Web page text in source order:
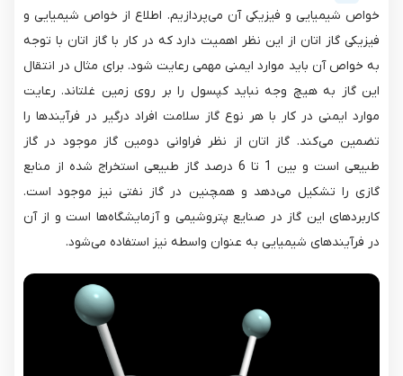
خواص شیمیایی و فیزیکی آن می‌پردازیم. اطلاع از خواص شیمیایی و
فیزیکی گاز اتان از این نظر اهمیت دارد که در کار با گاز اتان با توجه
به خواص آن باید موارد ایمنی مهمی رعایت شود. برای مثال در انتقال
این گاز به هیچ وجه نباید کپسول را بر روی زمین غلتاند. رعایت
موارد ایمنی در کار با هر نوع گاز سلامت افراد درگیر در فرآیندها را
تضمین می‌کند. گاز اتان از نظر فراوانی دومین گاز موجود در گاز
طبیعی است و بین 1 تا 6 درصد گاز طبیعی استخراج شده از منابع
گازی را تشکیل می‌دهد و همچنین در گاز نفتی نیز موجود است.
کاربردهای این گاز در صنایع پتروشیمی و آزمایشگاه‌ها است و از آن
در فرآیندهای شیمیایی به عنوان واسطه نیز استفاده می‌شود.